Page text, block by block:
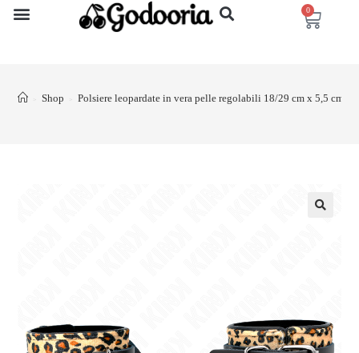
0
> Shop > Polsiere leopardate in vera pelle regolabili 18/29 cm x 5,5 cm